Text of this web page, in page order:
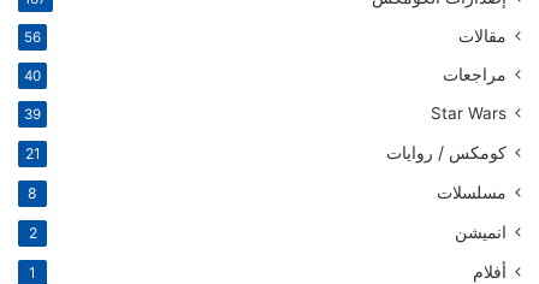
مقالات 56
مراجعات 40
Star Wars
39
كومكس / روايات 21
مسلسلات 8
انميشن 2
أفلام 1